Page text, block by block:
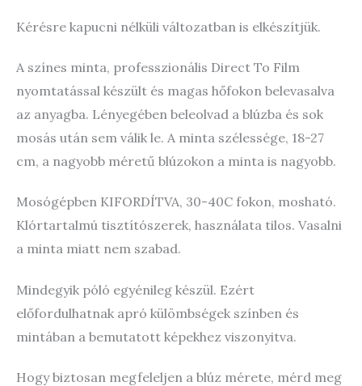
Kérésre kapucni nélküli változatban is elkészítjük.
A színes minta, professzionális Direct To Film
nyomtatással készült és magas hőfokon belevasalva
az anyagba. Lényegében beleolvad a blúzba és sok
mosás után sem válik le. A minta szélessége, 18-27
cm, a nagyobb méretű blúzokon a minta is nagyobb.
Mosógépben KIFORDÍTVA, 30-40C fokon, mosható.
Klórtartalmú tisztítószerek, használata tilos. Vasalni
a minta miatt nem szabad.
Mindegyik póló egyénileg készül. Ezért
előfordulhatnak apró külömbségek színben és
mintában a bemutatott képekhez viszonyitva.
Hogy biztosan megfeleljen a blúz mérete, mérd meg